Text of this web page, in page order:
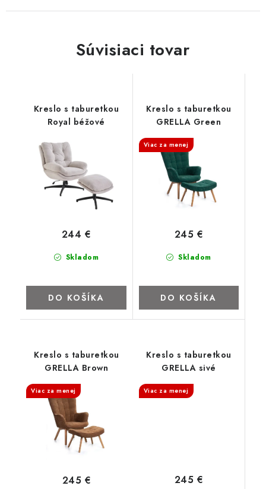
NOČNÉ STOLÍKY
KOMODY A VITRÍNY
POSTELE
Podmienky ochrany osobných údajov
Cookies
O firme
Hodnotenie obchodu
Odstúpenie od zmluvy - vrátenie
Súvisiaci tovar
Kreslo s taburetkou
Royal béžové
Skladom
244 €
DO KOŠÍKA
Kreslo s taburetkou
GRELLA Green
Viac za menej
Skladom
245 €
DO KOŠÍKA
Kreslo s taburetkou
GRELLA Brown
Viac za menej
245 €
Kreslo s taburetkou
GRELLA sivé
Viac za menej
245 €